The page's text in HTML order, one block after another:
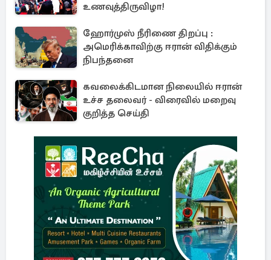
உணவுத்திருவிழா!
ஹோர்முஸ் நீரிணை திறப்பு :
அமெரிக்காவிற்கு ஈரான் விதிக்கும்
நிபந்தனை
கவலைக்கிடமான நிலையில் ஈரான்
உச்ச தலைவர் - விரைவில் மறைவு
குறித்த செய்தி